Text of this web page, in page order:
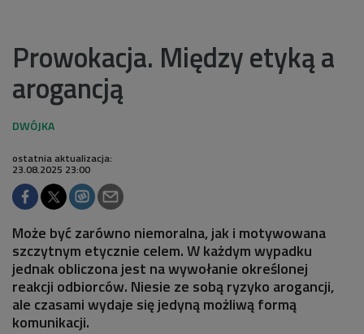
Prowokacja. Między etyką a
arogancją
ostatnia aktualizacja:
23.08.2025 23:00
Może być zarówno niemoralna, jak i motywowana
szczytnym etycznie celem. W każdym wypadku
jednak obliczona jest na wywołanie określonej
reakcji odbiorców. Niesie ze sobą ryzyko arogancji,
ale czasami wydaje się jedyną możliwą formą
komunikacji.